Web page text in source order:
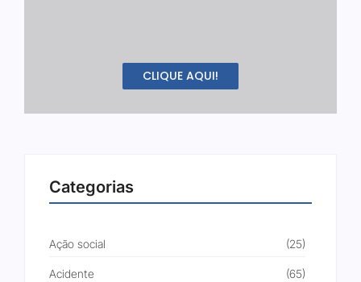
CLIQUE AQUI!
Categorias
Ação social (25)
Acidente (65)